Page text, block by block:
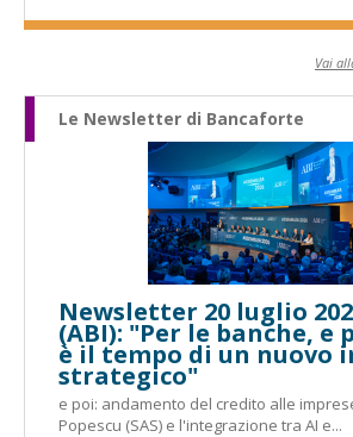
Vai
Le Newsletter di Bancaforte
Newsletter 20 luglio
(ABI): "Per le banche, e
è il tempo di un nuovo
strategico"
e poi: andamento del credito alle
Popescu (SAS) e l'integrazione tra AI e...